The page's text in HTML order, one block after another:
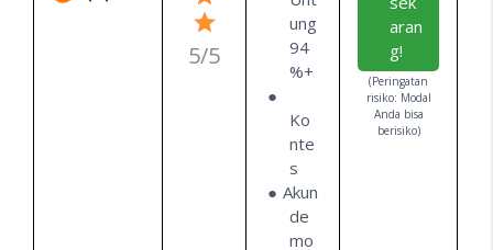
5/5
ung
94
%+
Ko
nte
s
Akun
de
mo
aran
g!
(Peringatan
risiko: Modal
Anda bisa
berisiko)